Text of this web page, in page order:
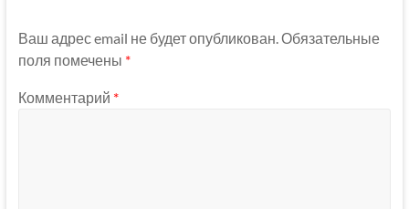
Ваш адрес email не будет опубликован. Обязательные
поля помечены *
Комментарий *